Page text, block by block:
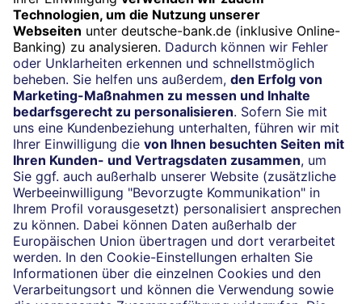
Sie haben noch kein Konto bei
uns? – Hier eröffnen
Deutsche Bank Girokonten: Moderne Banking-
Lösungen nach Ihrem Bedarf.
Kontomodelle entdecken